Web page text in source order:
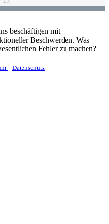
beschäftigen mit
Beschwerden. Was
Fehler zu machen?
Datenschutz